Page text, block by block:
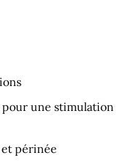
pour une stimulation
et périnée